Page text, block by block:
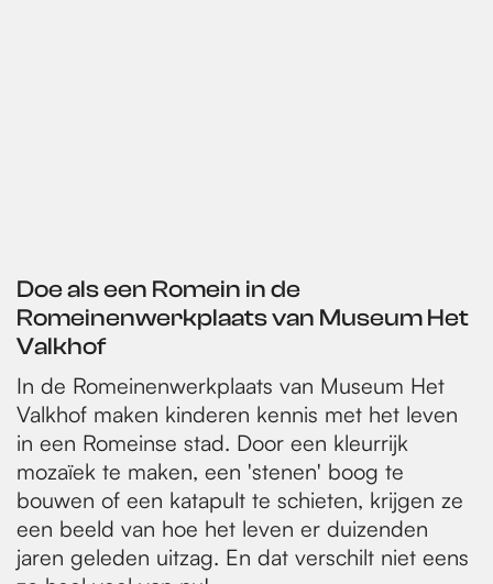
Doe als een Romein in de
Romeinenwerkplaats van Museum Het
Valkhof
In de Romeinenwerkplaats van Museum Het
Valkhof maken kinderen kennis met het leven
in een Romeinse stad. Door een kleurrijk
mozaïek te maken, een 'stenen' boog te
bouwen of een katapult te schieten, krijgen ze
een beeld van hoe het leven er duizenden
jaren geleden uitzag. En dat verschilt niet eens